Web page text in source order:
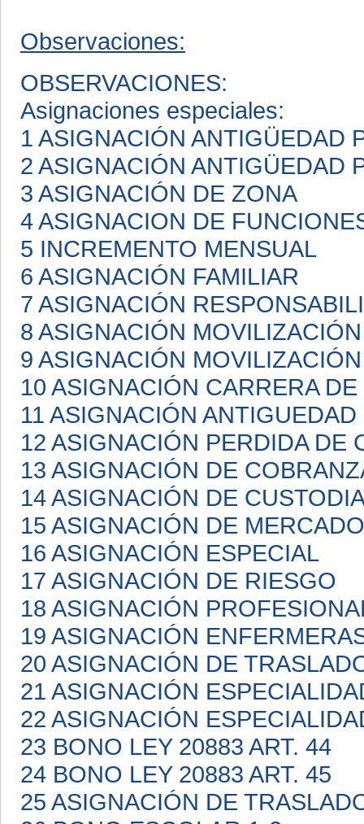
Observaciones:
OBSERVACIONES:
Asignaciones especiales:
1 ASIGNACIÓN ANTIGÜEDAD
2 ASIGNACIÓN ANTIGÜEDAD
3 ASIGNACIÓN DE ZONA
4 ASIGNACION DE
5 INCREMENTO MENSUAL
6 ASIGNACIÓN FAMILIAR
7 ASIGNACIÓN
8 ASIGNACIÓN MOVILIZACIÓN
9 ASIGNACIÓN
10 ASIGNACIÓN CARRERA
11 ASIGNACIÓN
12 ASIGNACIÓN PERDIDA DE
13 ASIGNACIÓN DE
14 ASIGNACIÓN DE
15 ASIGNACIÓN DE MERCADO
16 ASIGNACIÓN ESPECIAL
17 ASIGNACIÓN DE RIESGO
18 ASIGNACIÓN
19 ASIGNACIÓN
20 ASIGNACIÓN DE
21 ASIGNACIÓN
22 ASIGNACIÓN
23 BONO LEY 20883 ART. 44
24 BONO LEY 20883 ART. 45
25 ASIGNACIÓN DE